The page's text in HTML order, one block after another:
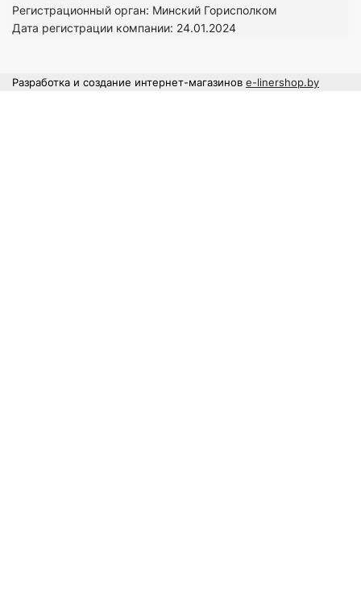
Регистрационный орган: Минский Горисполком
Дата регистрации компании: 24.01.2024
Разработка и создание интернет-магазинов e-linershop.by